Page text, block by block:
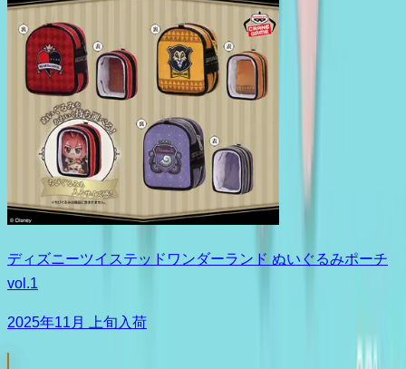
ディズニーツイステッドワンダーランド ぬいぐるみポーチ
vol.1
2025年11月 上旬入荷